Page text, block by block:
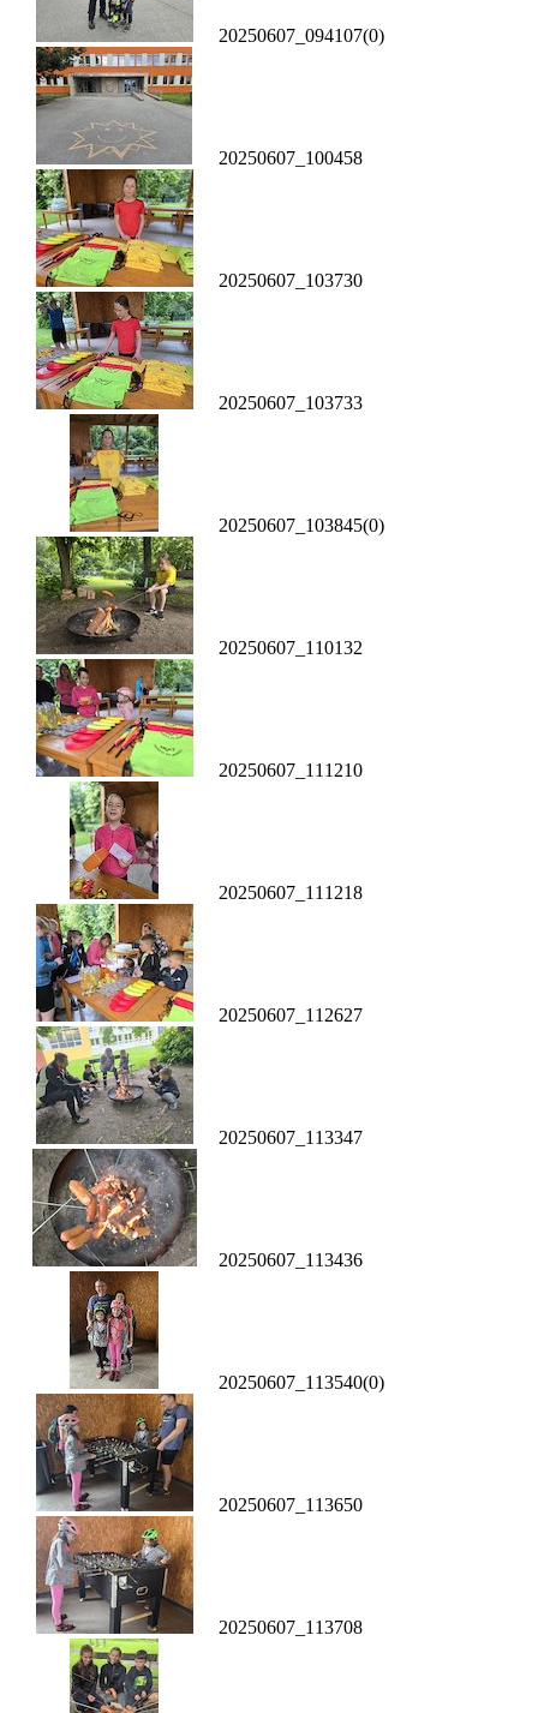
20250607_094107(0)
20250607_100458
20250607_103730
20250607_103733
20250607_103845(0)
20250607_110132
20250607_111210
20250607_111218
20250607_112627
20250607_113347
20250607_113436
20250607_113540(0)
20250607_113650
20250607_113708